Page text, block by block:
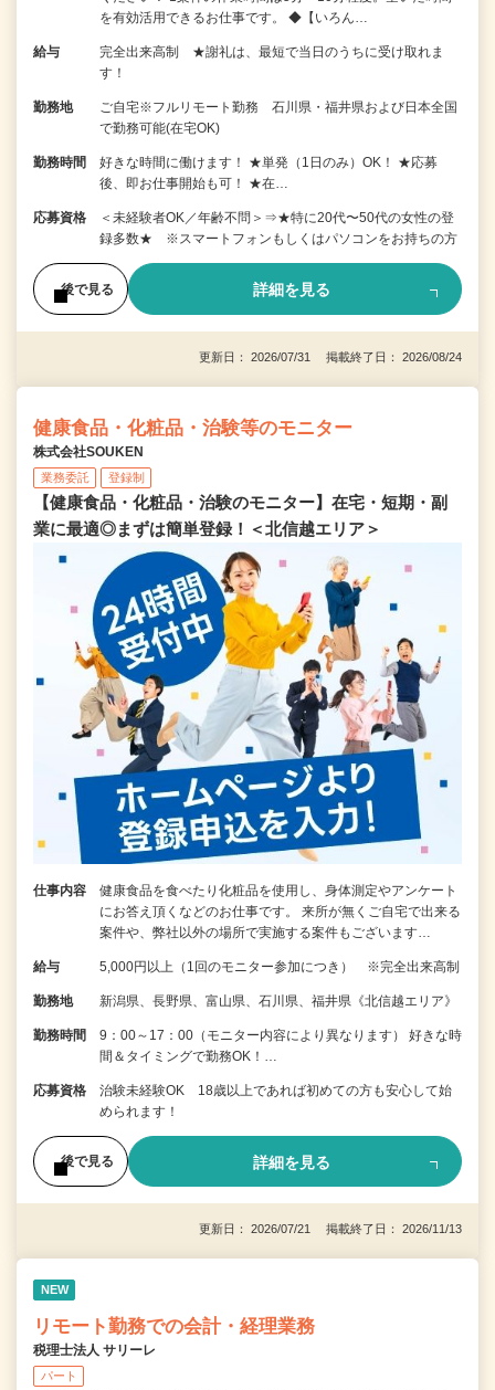
を有効活用できるお仕事です。 ◆【いろん…
給与
完全出来高制 ★謝礼は、最短で当日のうちに受け取れま
す！
勤務地
ご自宅※フルリモート勤務 石川県・福井県および日本全国
で勤務可能(在宅OK)
勤務時間
好きな時間に働けます！ ★単発（1日のみ）OK！ ★応募
後、即お仕事開始も可！ ★在…
応募資格
＜未経験者OK／年齢不問＞⇒★特に20代〜50代の女性の登
録多数★ ※スマートフォンもしくはパソコンをお持ちの方
後で見る 詳細を見る
更新日： 2026/07/31 掲載終了日： 2026/08/24
健康食品・化粧品・治験等のモニター
株式会社SOUKEN
業務委託 登録制
【健康食品・化粧品・治験のモニター】在宅・短期・副
業に最適◎まずは簡単登録！＜北信越エリア＞
仕事内容
健康食品を食べたり化粧品を使用し、身体測定やアンケート
にお答え頂くなどのお仕事です。 来所が無くご自宅で出来る
案件や、弊社以外の場所で実施する案件もございます…
給与 5,000円以上（1回のモニター参加につき） ※完全出来高制
勤務地 新潟県、長野県、富山県、石川県、福井県《北信越エリア》
勤務時間
9：00～17：00（モニター内容により異なります） 好きな時
間＆タイミングで勤務OK！…
応募資格
治験未経験OK 18歳以上であれば初めての方も安心して始
められます！
後で見る 詳細を見る
更新日： 2026/07/21 掲載終了日： 2026/11/13
NEW
リモート勤務での会計・経理業務
税理士法人 サリーレ
パート